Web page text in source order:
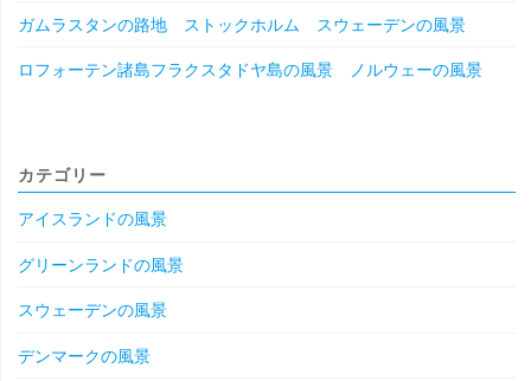
ガムラスタンの路地 ストックホルム スウェーデンの風景
ロフォーテン諸島フラクスタドヤ島の風景 ノルウェーの風景
カテゴリー
アイスランドの風景
グリーンランドの風景
スウェーデンの風景
デンマークの風景